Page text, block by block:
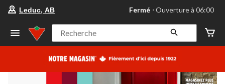
votre
préféré
Leduc,
AB,
courament
Ouverture
Leduc, AB Fermé ⋅ Ouverture à 06:00
Recherche